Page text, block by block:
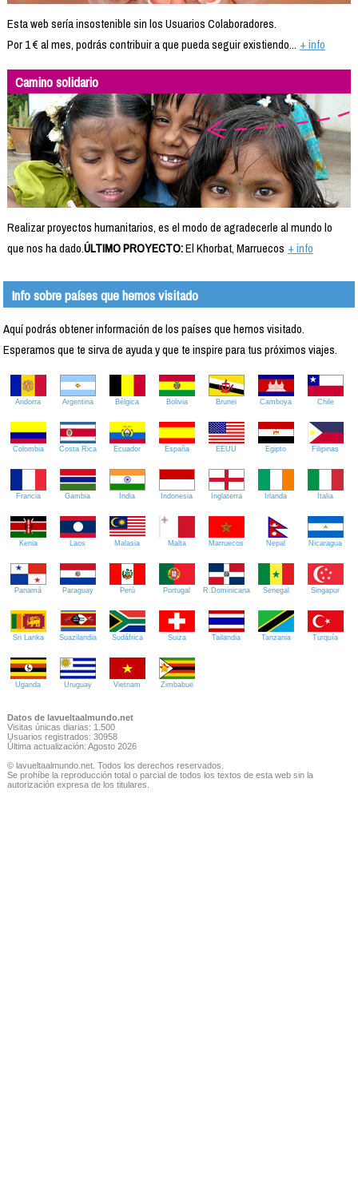
Esta web sería insostenible sin los Usuarios Colaboradores.
Por 1 € al mes, podrás contribuir a que pueda seguir existiendo... + info
Camino solidario
Realizar proyectos humanitarios, es el modo de agradecerle al mundo lo
que nos ha dado.ÚLTIMO PROYECTO:El Khorbat, Marruecos + info
Info sobre países que hemos visitado
Aquí podrás obtener información de los países que hemos visitado.
Esperamos que te sirva de ayuda y que te inspire para tus próximos viajes.
Andorra Argentina Bélgica Bolivia Brunei Camboya Chile
Colombia Costa Rica Ecuador España EEUU Egipto Filipinas
Francia Gambia India Indonesia Inglaterra Irlanda Italia
Kenia Laos Malasia Malta Marruecos Nepal Nicaragua
Panamá Paraguay Perú Portugal R.Dominicana Senegal Singapur
Sri Lanka Suazilandia Sudáfrica Suiza Tailandia Tanzania Turquía
Uganda Uruguay Vietnam Zimbabue
Datos de lavueltaalmundo.net
Visitas únicas diarias: 1.500
Usuarios registrados: 30958
Última actualización: Agosto 2026
© lavueltaalmundo.net. Todos los derechos reservados.
Se prohíbe la reproducción total o parcial de todos los textos de esta web sin la
autorización expresa de los titulares.